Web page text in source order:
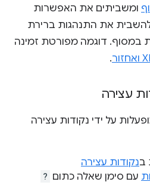
ומשביתים את האפשרות
את התנהגות ברירת
במסוף. דוגמה מפורטת זמינה
.
עצירה
על ידי נקודות עצירה
בנקודות עצירה
עם סימן שאלה כתום ?